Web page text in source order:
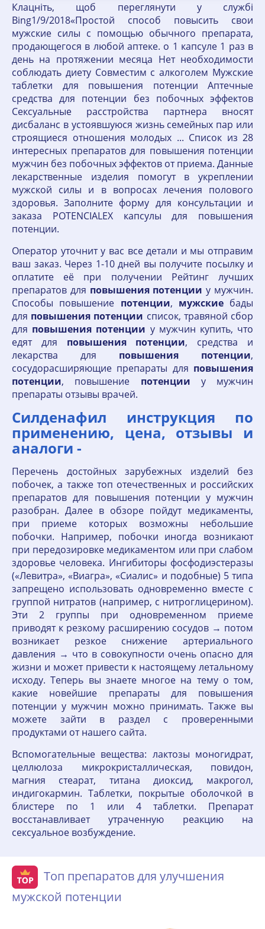
Клацніть, щоб переглянути у службі
Bing1/9/2018«Простой способ повысить свои
мужские силы с помощью обычного препарата,
продающегося в любой аптеке. о 1 капсуле 1 раз в
день на протяжении месяца Нет необходимости
соблюдать диету Совместим с алкоголем Мужские
таблетки для повышения потенции Аптечные
средства для потенции без побочных эффектов
Сексуальные расстройства партнера вносят
дисбаланс в устоявшуюся жизнь семейных пар или
строящиеся отношения молодых ... Список из 28
интересных препаратов для повышения потенции
мужчин без побочных эффектов от приема. Данные
лекарственные изделия помогут в укреплении
мужской силы и в вопросах лечения полового
здоровья. Заполните форму для консультации и
заказа POTENCIALEX капсулы для повышения
потенции.
Оператор уточнит у вас все детали и мы отправим
ваш заказ. Через 1-10 дней вы получите посылку и
оплатите её при получении Рейтинг лучших
препаратов для повышения потенции у мужчин.
Способы повышение потенции, мужскиебады
для повышения потенции список, травяной сбор
для повышения потенции у мужчин купить, что
едят для повышения потенции, средства и
лекарства для повышения потенции,
сосудорасширяющие препараты для повышения
потенции, повышение потенции у мужчин
препараты отзывы врачей.
Силденафил инструкция по
применению, цена, отзывы и
аналоги -
Перечень достойных зарубежных изделий без
побочек, а также топ отечественных и российских
препаратов для повышения потенции у мужчин
разобран. Далее в обзоре пойдут медикаменты,
при приеме которых возможны небольшие
побочки. Например, побочки иногда возникают
при передозировке медикаментом или при слабом
здоровье человека. Ингибиторы фосфодиэстеразы
(«Левитра», «Виагра», «Сиалис» и подобные) 5 типа
запрещено использовать одновременно вместе с
группой нитратов (например, с нитроглицерином).
Эти 2 группы при одновременном приеме
приводят к резкому расширению сосудов → потом
возникает резкое снижение артериального
давления → что в совокупности очень опасно для
жизни и может привести к настоящему летальному
исходу. Теперь вы знаете многое на тему о том,
какие новейшие препараты для повышения
потенции у мужчин можно принимать. Также вы
можете зайти в раздел с проверенными
продуктами от нашего сайта.
Вспомогательные вещества: лактозы моногидрат,
целлюлоза микрокристаллическая, повидон,
магния стеарат, титана диоксид, макрогол,
индигокармин. Таблетки, покрытые оболочкой в
блистере по 1 или 4 таблетки. Препарат
восстанавливает утраченную реакцию на
сексуальное возбуждение.
Топ препаратов для улучшения
мужской потенции